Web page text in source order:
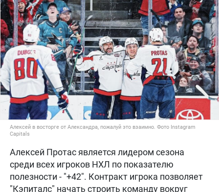
Алексей в восторге от Александра, пожалуй это взаимно. Фото Instagram
Capitals
Алексей Протас является лидером сезона
среди всех игроков НХЛ по показателю
полезности - "+42". Контракт игрока позволяет
"Кэпиталс" начать строить команду вокруг